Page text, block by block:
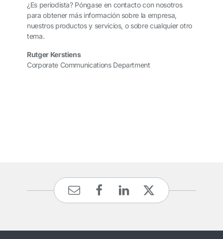
¿Es periodista? Póngase en contacto con nosotros
para obtener más información sobre la empresa,
nuestros productos y servicios, o sobre cualquier otro
tema.
Rutger Kerstiens
Corporate Communications Department